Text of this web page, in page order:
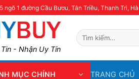
ngõ 1 đường Cầu Bươu, Tân Triều, Thanh Trì,
- Nhận Uy Tín
Tìm
kiếm:
MỤC CHÍNH TRANG CHỦ